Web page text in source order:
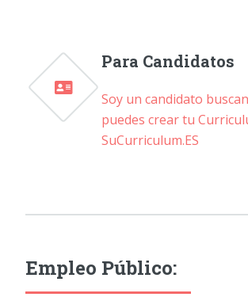
Para Candidatos
Soy un candidato
puedes crear tu
SuCurriculum.ES
Empleo Público: